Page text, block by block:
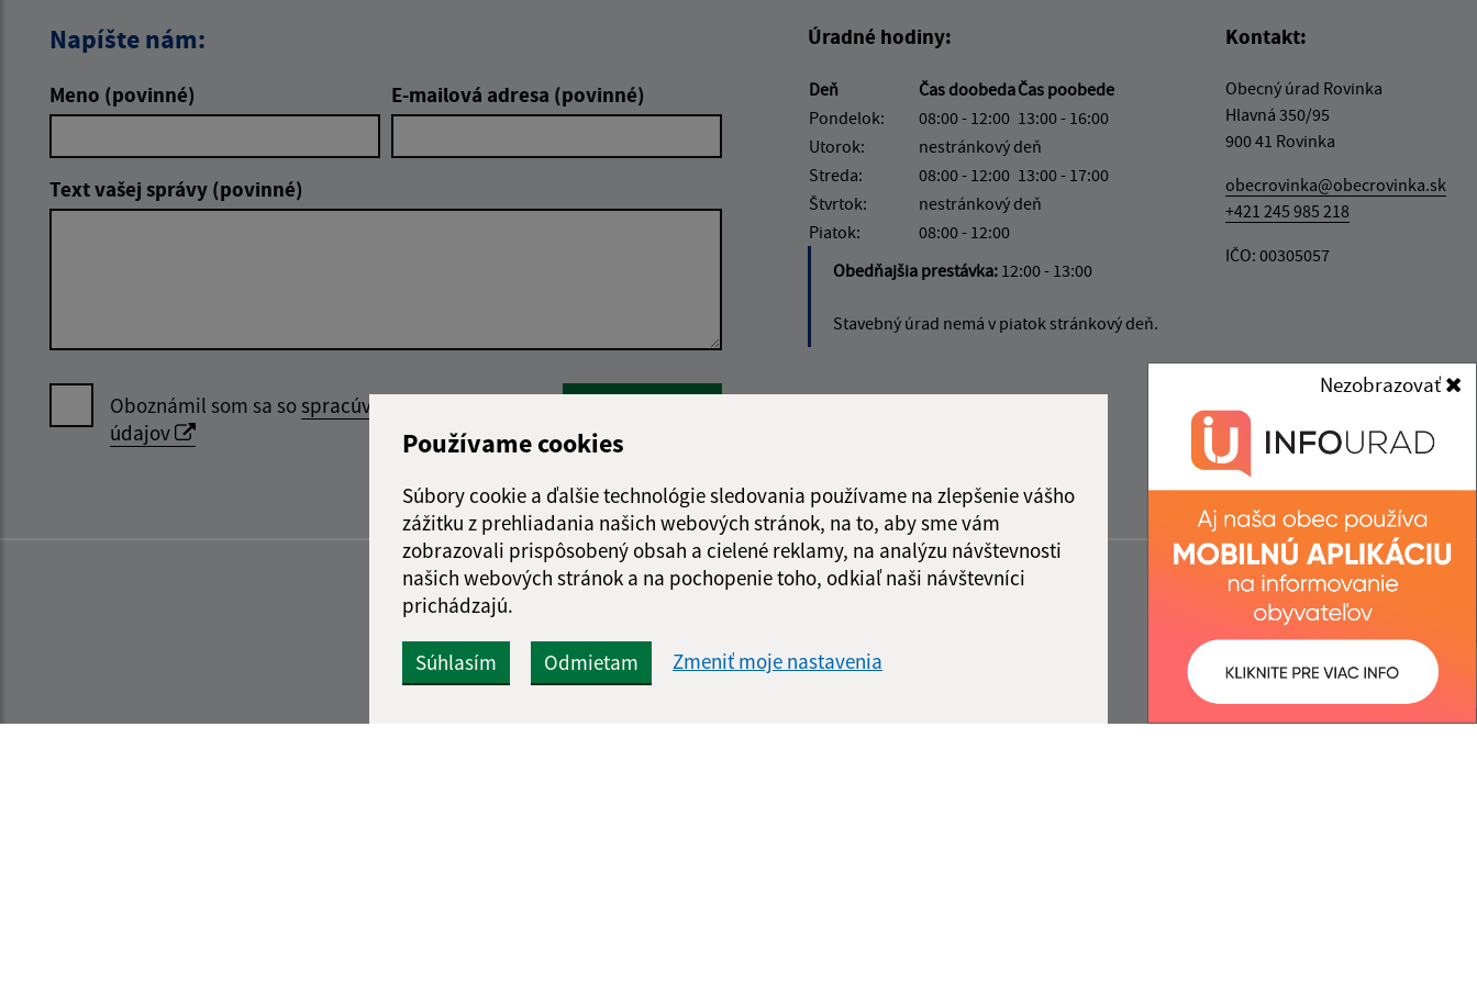
Používame cookies
Súbory cookie a ďalšie technológie sledovania používame na zlepšenie vášho
zážitku z prehliadania našich webových stránok, na to, aby sme vám
zobrazovali prispôsobený obsah a cielené reklamy, na analýzu návštevnosti
našich webových stránok a na pochopenie toho, odkiaľ naši návštevníci
prichádzajú.
Súhlasím Odmietam Zmeniť moje nastavenia
Nezobrazovať
Napíšte nám:
Meno (povinné) E-mailová adresa (povinné)
Text vašej správy (povinné)
Oboznámil som sa sospracúvaním osobných
údajov
Google reCaptcha Response
Úradné hodiny:
Deň Čas doobedaČas poobede
Pondelok:
08:00 - 12:00 13:00 - 16:00
Utorok:
nestránkový deň
Streda:
08:00 - 12:00 13:00 - 17:00
Štvrtok:
nestránkový deň
Piatok:
08:00 - 12:00
Obedňajšia prestávka: 12:00 - 13:00
Stavebný úrad nemá v piatok stránkový deň.
Kontakt:
Obecný úrad Rovinka
Hlavná 350/95
900 41 Rovinka
obecrovinka@obecrovinka.sk
+421 245 985 218
IČO: 00305057